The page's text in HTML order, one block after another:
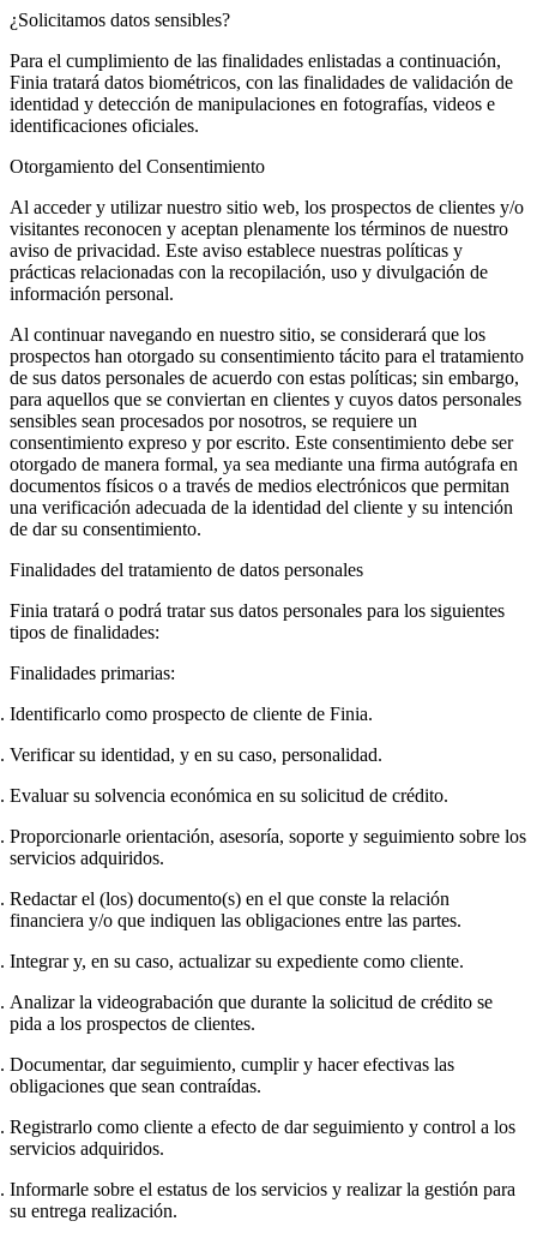
¿Solicitamos datos sensibles?
Para el cumplimiento de las finalidades enlistadas a continuación,
Finia tratará datos biométricos, con las finalidades de validación de
identidad y detección de manipulaciones en fotografías, videos e
identificaciones oficiales.
Otorgamiento del Consentimiento
Al acceder y utilizar nuestro sitio web, los prospectos de clientes y/o
visitantes reconocen y aceptan plenamente los términos de nuestro
aviso de privacidad. Este aviso establece nuestras políticas y
prácticas relacionadas con la recopilación, uso y divulgación de
información personal.
Al continuar navegando en nuestro sitio, se considerará que los
prospectos han otorgado su consentimiento tácito para el tratamiento
de sus datos personales de acuerdo con estas políticas; sin embargo,
para aquellos que se conviertan en clientes y cuyos datos personales
sensibles sean procesados por nosotros, se requiere un
consentimiento expreso y por escrito. Este consentimiento debe ser
otorgado de manera formal, ya sea mediante una firma autógrafa en
documentos físicos o a través de medios electrónicos que permitan
una verificación adecuada de la identidad del cliente y su intención
de dar su consentimiento.
Finalidades del tratamiento de datos personales
Finia tratará o podrá tratar sus datos personales para los siguientes
tipos de finalidades:
Finalidades primarias:
Identificarlo como prospecto de cliente de Finia.
Verificar su identidad, y en su caso, personalidad.
Evaluar su solvencia económica en su solicitud de crédito.
Proporcionarle orientación, asesoría, soporte y seguimiento sobre los
servicios adquiridos.
Redactar el (los) documento(s) en el que conste la relación
financiera y/o que indiquen las obligaciones entre las partes.
Integrar y, en su caso, actualizar su expediente como cliente.
Analizar la videograbación que durante la solicitud de crédito se
pida a los prospectos de clientes.
Documentar, dar seguimiento, cumplir y hacer efectivas las
obligaciones que sean contraídas.
Registrarlo como cliente a efecto de dar seguimiento y control a los
servicios adquiridos.
Informarle sobre el estatus de los servicios y realizar la gestión para
su entrega realización.